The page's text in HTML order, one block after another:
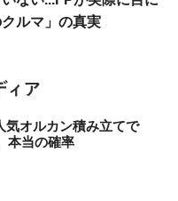
ルマ」の真実
オルカン積み立てで
本当の確率